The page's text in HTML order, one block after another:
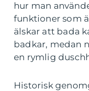
hur man
funktioner som
älskar att bada
badkar, medan
en rymlig
Historisk